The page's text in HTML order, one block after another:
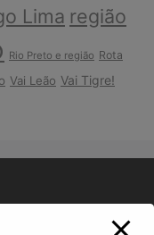
Lima região
Rio Preto e região Rota
Vai Leão Vai Tigre!